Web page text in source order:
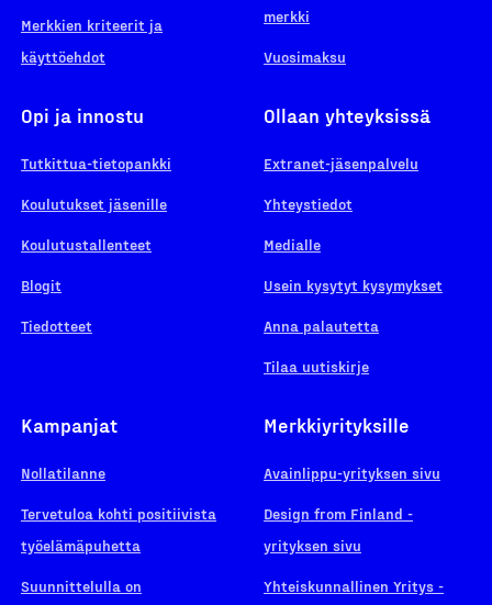
Merkkien kriteerit ja
käyttöehdot
merkki
Vuosimaksu
Opi ja innostu
Tutkittua-tietopankki
Koulutukset jäsenille
Koulutustallenteet
Blogit
Tiedotteet
Ollaan yhteyksissä
Extranet-jäsenpalvelu
Yhteystiedot
Medialle
Usein kysytyt kysymykset
Anna palautetta
Tilaa uutiskirje
Kampanjat
Nollatilanne
Tervetuloa kohti positiivista
työelämäpuhetta
Suunnittelulla on
Merkkiyrityksille
Avainlippu-yrityksen sivu
Design from Finland -
yrityksen sivu
Yhteiskunnallinen Yritys -